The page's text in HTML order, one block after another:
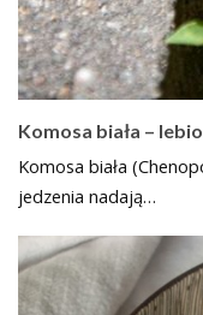
Komosa biała –
Komosa biała
jedzenia nadają…